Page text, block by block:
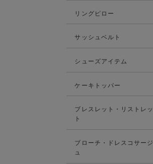
リングピロー
サッシュベルト
シューズアイテム
ケーキトッパー
ブレスレット・リストレッ
ト
ブローチ・ドレスコサージ
ュ